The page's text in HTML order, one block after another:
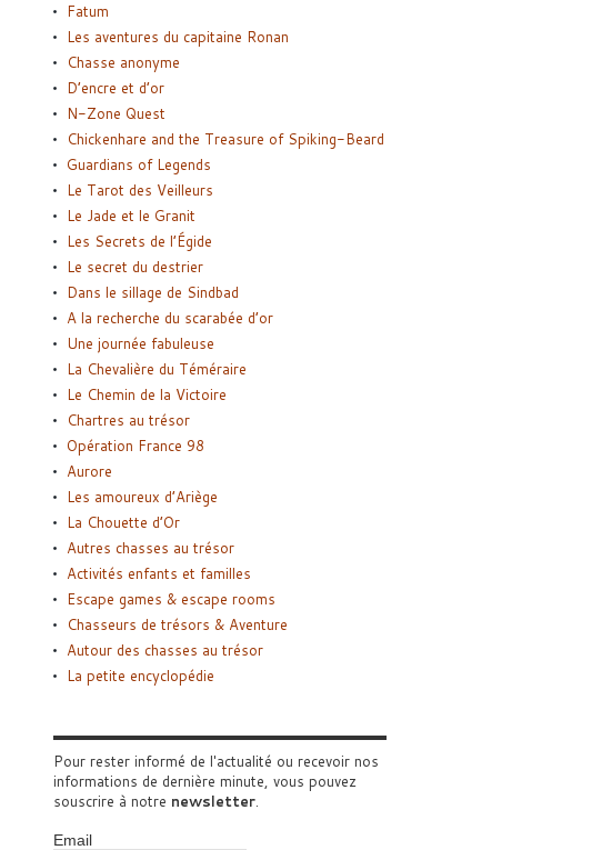
Fatum
Les aventures du capitaine Ronan
Chasse anonyme
D’encre et d’or
N-Zone Quest
Chickenhare and the Treasure of Spiking-Beard
Guardians of Legends
Le Tarot des Veilleurs
Le Jade et le Granit
Les Secrets de l’Égide
Le secret du destrier
Dans le sillage de Sindbad
A la recherche du scarabée d’or
Une journée fabuleuse
La Chevalière du Téméraire
Le Chemin de la Victoire
Chartres au trésor
Opération France 98
Aurore
Les amoureux d’Ariège
La Chouette d’Or
Autres chasses au trésor
Activités enfants et familles
Escape games & escape rooms
Chasseurs de trésors & Aventure
Autour des chasses au trésor
La petite encyclopédie
Pour rester informé de l'actualité ou recevoir nos
informations de dernière minute, vous pouvez
souscrire à notre newsletter.
Email